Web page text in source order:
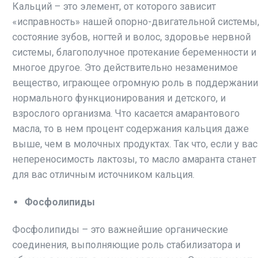
Кальций – это элемент, от которого зависит
«исправность» нашей опорно-двигательной системы,
состояние зубов, ногтей и волос, здоровье нервной
системы, благополучное протекание беременности и
многое другое. Это действительно незаменимое
вещество, играющее огромную роль в поддержании
нормального функционирования и детского, и
взрослого организма. Что касается амарантового
масла, то в нем процент содержания кальция даже
выше, чем в молочных продуктах. Так что, если у вас
непереносимость лактозы, то масло амаранта станет
для вас отличным источником кальция.
Фосфолипиды
Фосфолипиды – это важнейшие органические
соединения, выполняющие роль стабилизатора и